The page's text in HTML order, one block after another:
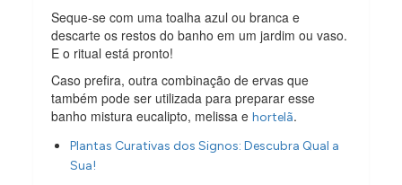
Seque-se com uma toalha azul ou branca e
descarte os restos do banho em um jardim ou vaso.
E o ritual está pronto!
Caso prefira, outra combinação de ervas que
também pode ser utilizada para preparar esse
banho mistura eucalipto, melissa ehortelã.
Plantas Curativas dos Signos: Descubra Qual a
Sua!